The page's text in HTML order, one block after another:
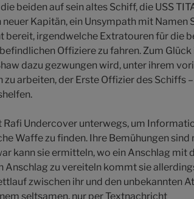
beiden auf sein altes Schiff, die USS
neuer Kapitän, ein Unsympath mit Namen
bereit, irgendwelche Extratouren für die
Offiziere zu fahren. Zum
dazu gezwungen wird, unter ihrem
zu arbeiten, der Erste Offizier des Schiffs
Rafi Undercover unterwegs, um
Waffe zu finden. Ihre Bemühungen sind
kann sie ermitteln, wo ein Anschlag mit
Anschlag zu vereiteln kommt sie
zwischen ihr und den unbekannten
seltsamen, nur per Textnachricht